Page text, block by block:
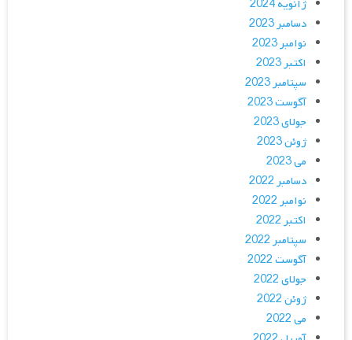
ژانویه 2024
دسامبر 2023
نوامبر 2023
اکتبر 2023
سپتامبر 2023
آگوست 2023
جولای 2023
ژوئن 2023
می 2023
دسامبر 2022
نوامبر 2022
اکتبر 2022
سپتامبر 2022
آگوست 2022
جولای 2022
ژوئن 2022
می 2022